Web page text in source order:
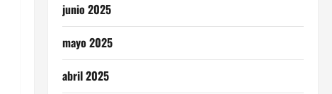
junio 2025
mayo 2025
abril 2025